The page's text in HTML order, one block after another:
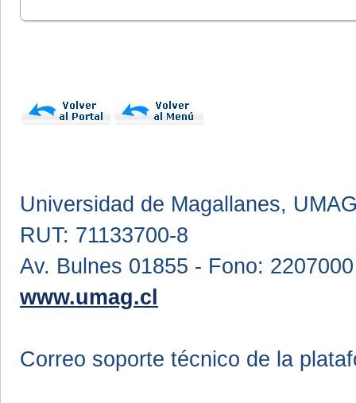
Universidad de Magallanes,
RUT: 71133700-8
Av. Bulnes 01855 - Fono: 2207000
www.umag.cl
Correo soporte técnico de la